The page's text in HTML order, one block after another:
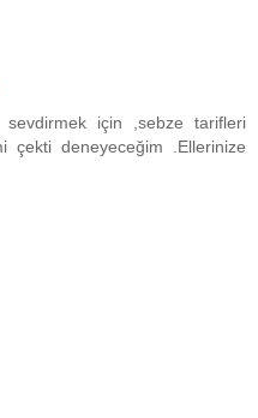
sevdirmek için ,sebze tarifleri
çekti deneyeceğim .Ellerinize